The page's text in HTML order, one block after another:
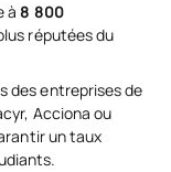
à 8 800
réputées du
des entreprises de
Acciona ou
un taux